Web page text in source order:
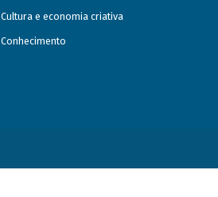
Cultura e economia criativa
Conhecimento